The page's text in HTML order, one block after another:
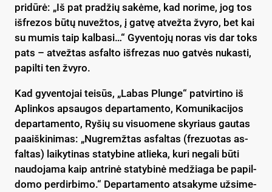
pri­dū­rė: „Iš pat pra­džių sa­kė­me, kad no­ri­me, jog tos
iš­fre­zos bū­tų nu­vež­tos, į gat­vę at­vež­ta žvy­ro, bet kai
su mu­mis taip kal­ba­si…“ Gy­ven­to­jų no­ras vis dar toks
pa­ts – at­vež­tas as­fal­to iš­fre­zas nuo gat­vės nu­kas­ti,
pa­pil­ti ten žvy­ro.
Kad gy­ven­to­jai tei­sūs, „Labas Plunge“ pa­tvir­ti­no iš
Ap­lin­kos ap­sau­gos de­par­ta­men­to, Ko­mu­ni­ka­ci­jos
de­par­ta­men­to, Ry­šių su vi­suo­me­ne sky­riaus gau­tas
paaiš­ki­ni­mas: „Nug­remž­tas as­fal­tas (fre­zuo­tas as­
fal­tas) lai­ky­ti­nas sta­ty­bi­ne at­lie­ka, ku­ri ne­ga­li bū­ti
nau­do­ja­ma kaip ant­ri­nė sta­ty­bi­nė me­džia­ga be pa­pil­
do­mo per­dir­bi­mo.“ De­par­ta­men­to at­sa­ky­me už­si­me­